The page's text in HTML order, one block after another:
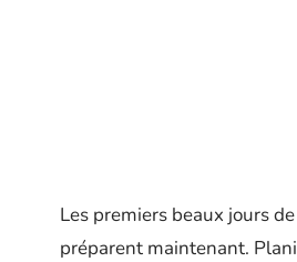
Les premiers beaux jours
préparent maintenant.